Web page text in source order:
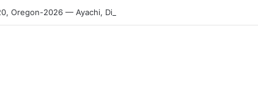
Oregon-2026 — Ayachi, Dissa, Touahria et Ghezali en finale